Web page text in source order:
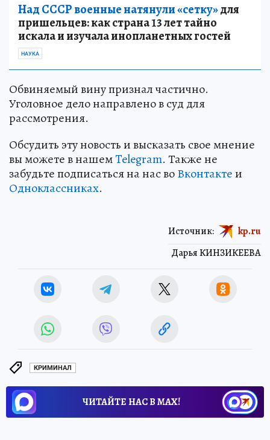
Над СССР военные натянули «сетку»для
пришельцев: как страна 13 лет тайно
искала и изучала инопланетных гостей
НАУКА
Обвиняемый вину признал частично.
Уголовное дело направлено в суд для
рассмотрения.
Обсудить эту новость и высказать свое мнение
вы можете в нашемTelegram. Также не
забудьте подписаться на нас воВконтактеи
Одноклассниках.
Дарья КИНЗИКЕЕВА
Источник: kp.ru
КРИМИНАЛ
ЧИТАЙТЕ НАС В МАХ!